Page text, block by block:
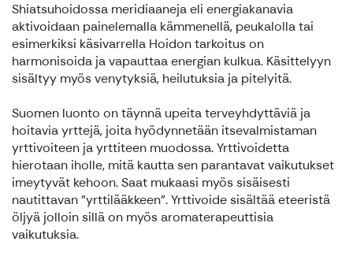
Shiatsuhoidossa meridiaaneja eli energiakanavia
aktivoidaan painelemalla kämmenellä, peukalolla tai
esimerkiksi käsivarrella Hoidon tarkoitus on
harmonisoida ja vapauttaa energian kulkua. Käsittelyyn
sisältyy myös venytyksiä, heilutuksia ja pitelyitä.
Suomen luonto on täynnä upeita terveyhdyttäviä ja
hoitavia yrttejä, joita hyödynnetään itsevalmistaman
yrttivoiteen ja yrttiteen muodossa. Yrttivoidetta
hierotaan iholle, mitä kautta sen parantavat vaikutukset
imeytyvät kehoon. Saat mukaasi myös sisäisesti
nautittavan "yrttilääkkeen". Yrttivoide sisältää eteeristä
öljyä jolloin sillä on myös aromaterapeuttisia
vaikutuksia.